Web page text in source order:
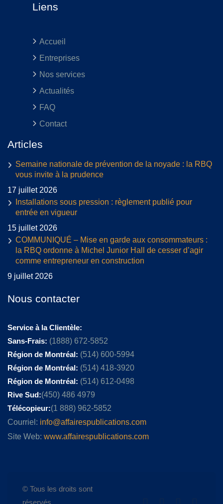
Liens
Accueil
Entreprises
Nos services
Actualités
FAQ
Contact
Articles
Semaine nationale de prévention de la noyade : la RBQ
vous invite à la prudence
17 juillet 2026
Installations sous pression : règlement publié pour
entrée en vigueur
15 juillet 2026
COMMUNIQUÉ – Mise en garde aux consommateurs :
la RBQ ordonne à Michel Junior Hall de cesser d’agir
comme entrepreneur en construction
9 juillet 2026
Nous contacter
Service à la Clientèle:
Sans-Frais: (1888) 672-5852
Région de Montréal: (514) 600-5994
Région de Montréal: (514) 418-3920
Région de Montréal: (514) 612-0498
Rive Sud:(450) 486 4979
Télécopieur:(1 888) 962-5852
Courriel: info@affairespublications.com
Site Web: www.affairespublications.com
© Tous les droits sont
réservés